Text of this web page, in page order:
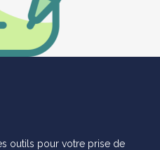
outils pour votre prise de